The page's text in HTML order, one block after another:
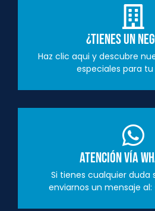
¿Tienes un
Haz clic aqui y descubre
especiales para
Atención vía
Si tienes cualquier duda
enviarnos un mensaje al: